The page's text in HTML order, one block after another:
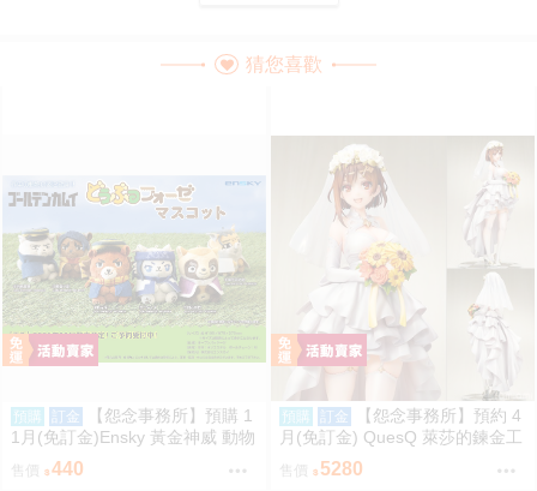
猜您喜歡
預購 訂金
【怨念事務所】預購 1
1月(免訂金)Ensky 黃金神威 動物
模樣坐姿娃吊飾 布偶 第1彈 6款
分售 三次再販 0816
售價 440
預購 訂金
【怨念事務所】預約 4
月(免訂金) QuesQ 萊莎的鍊金工
房 萊莎琳 斯托特 婚紗禮服Ver 1/
7 1025
售價 5280